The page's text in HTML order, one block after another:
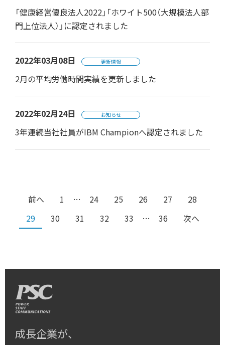
「健康経営優良法人2022」「ホワイト500（大規模法人部
門上位法人）」に認定されました
2022年03月08日 更新情報
2月の平均労働時間実績を更新しました
2022年02月24日 お知らせ
3年連続当社社員がIBM Championへ認定されました
前へ 1 … 24 25 26 27
28
29
30 31 32 33 … 36 次へ
成長企業が、